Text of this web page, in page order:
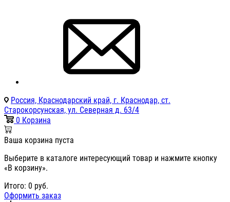
Россия, Краснодарский край, г. Краснодар, ст.
Старокорсунская, ул. Северная д. 63/4
0 Корзина
Ваша корзина пуста
Выберите в каталоге интересующий товар и нажмите кнопку
«В корзину».
Итого: 0 руб.
Оформить заказ